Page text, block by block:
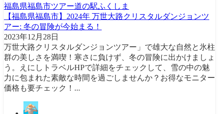
福島県福島市ツアー道の駅ふくしま
【福島県福島市】2024年 万世大路クリスタルダンジョンツ
アー: 冬の冒険が今始まる！
2023年12月28日
万世大路クリスタルダンジョンツアー」で雄大な自然と氷柱
群の美しさを満喫！寒さに負けず、冬の冒険に出かけましょ
う。えにしトラベルHPで詳細をチェックして、雪の中の魅
力に包まれた素敵な時間を過ごしませんか？お得なモニター
価格も要チェック！...